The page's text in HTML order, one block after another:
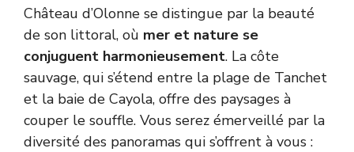
Château d’Olonne se distingue par la beauté
de son littoral, où mer et nature se
conjuguent harmonieusement. La côte
sauvage, qui s’étend entre la plage de Tanchet
et la baie de Cayola, offre des paysages à
couper le souffle. Vous serez émerveillé par la
diversité des panoramas qui s’offrent à vous :